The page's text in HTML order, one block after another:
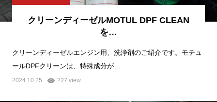
クリーンディーゼルMOTUL DPF CLEAN
を…
クリーンディーゼルエンジン用、洗浄剤のご紹介です。モチュ
ールDPFクリーンは、特殊成分が…
2024.10.25 227 view